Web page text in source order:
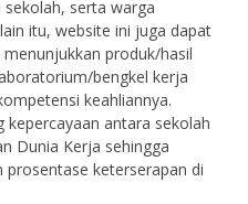
serta warga
itu, website ini juga dapat
produk/hasil
bengkel kerja
keahliannya.
kepercayaan antara sekolah
Dunia Kerja sehingga
prosentase keterserapan di